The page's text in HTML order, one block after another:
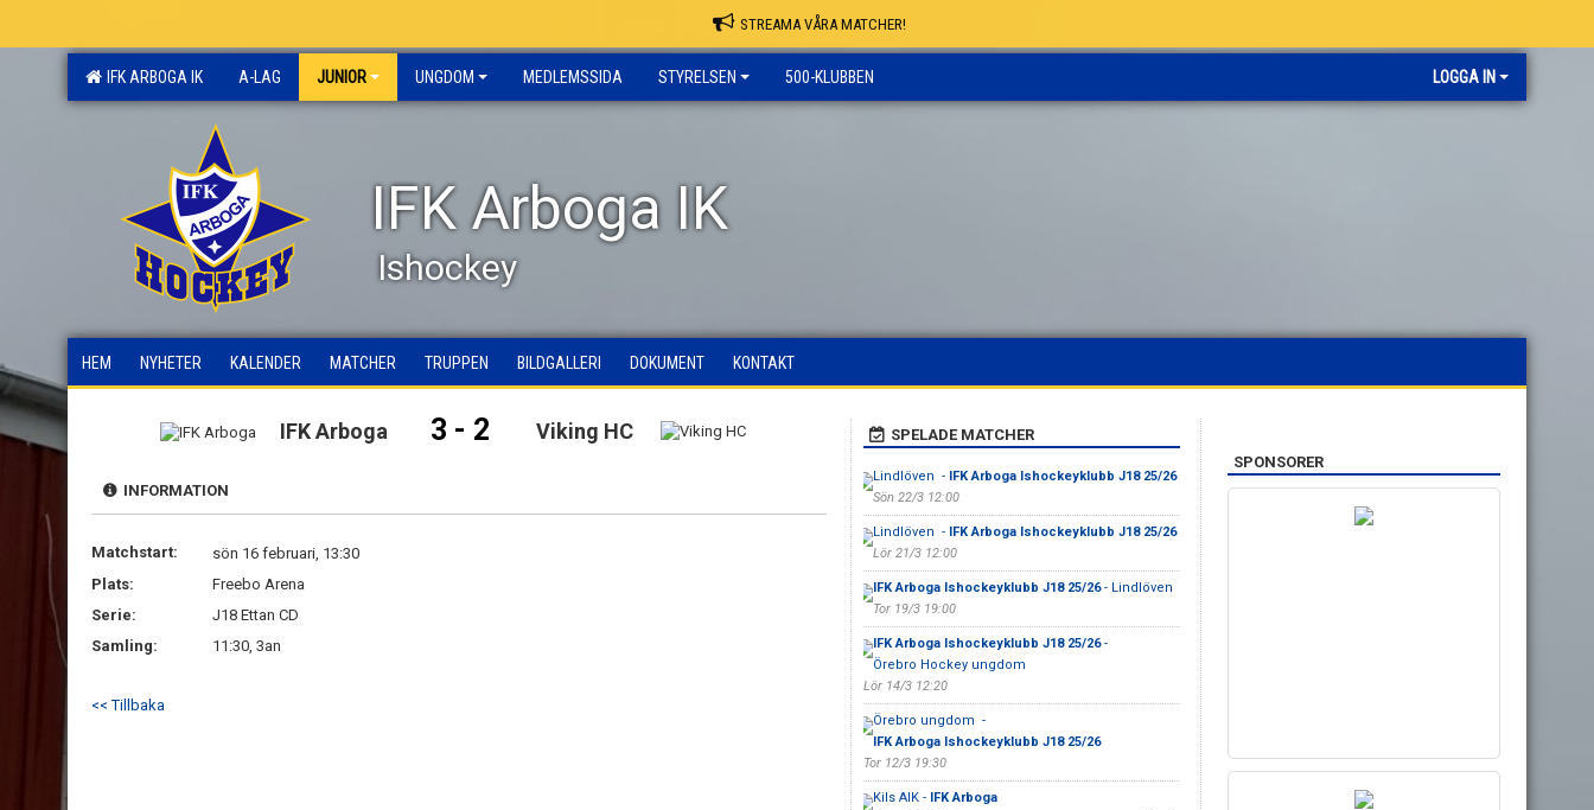
STREAMA VÅRA MATCHER!
IFK ARBOGA IK A-LAG JUNIOR UNGDOM MEDLEMSSIDA STYRELSEN 500-KLUBBEN LOGGA IN
IFK Arboga IK
Ishockey
HEM NYHETER KALENDER MATCHER TRUPPEN BILDGALLERI DOKUMENT KONTAKT
IFK Arboga 3 - 2 Viking HC
INFORMATION
Matchstart:
sön 16 februari, 13:30
Plats:
Freebo Arena
Serie:
J18 Ettan CD
Samling:
11:30, 3an
<< Tillbaka
SPELADE MATCHER
Lindlöven - IFK Arboga Ishockeyklubb J18 25/26
Sön 22/3 12:00
Lindlöven - IFK Arboga Ishockeyklubb J18 25/26
Lör 21/3 12:00
IFK Arboga Ishockeyklubb J18 25/26- Lindlöven
Tor 19/3 19:00
IFK Arboga Ishockeyklubb J18 25/26-
Örebro Hockey ungdom
Lör 14/3 12:20
Örebro ungdom -
IFK Arboga Ishockeyklubb J18 25/26
Tor 12/3 19:30
Kils AIK - IFK Arboga
SPONSORER